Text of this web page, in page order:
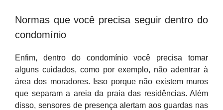
Normas que você precisa seguir dentro do
condomínio
Enfim, dentro do condomínio você precisa tomar
alguns cuidados, como por exemplo, não adentrar à
área dos moradores. Isso porque não existem muros
que separam a areia da praia das residências. Além
disso, sensores de presença alertam aos guardas nas